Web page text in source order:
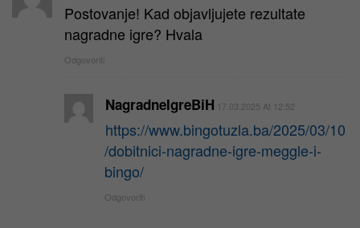
Postovanje! Kad objavljujete rezultate
nagradne igre? Hvala
Odgovoriti
NagradneIgreBiH 17.03.2025 At 12:52
https://www.bingotuzla.ba/2025/03/10
/dobitnici-nagradne-igre-meggle-i-
bingo/
Odgovoriti